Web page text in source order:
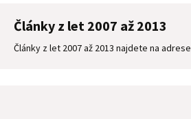
Články z let 2007 až 2013
Články z let 2007 až 2013 najdete na adrese